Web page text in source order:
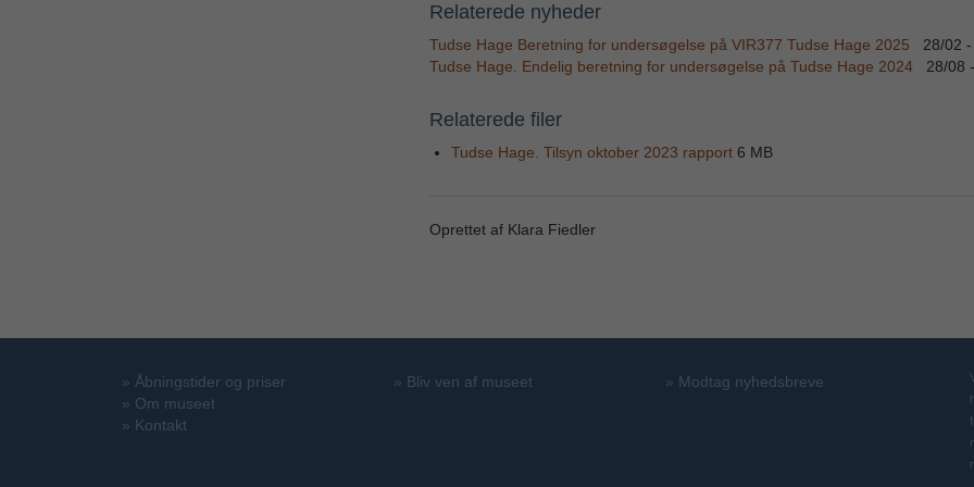
Relaterede nyheder
Tudse Hage Beretning for undersøgelse på VIR377 Tudse Hage 2025
28/02 -
Tudse Hage. Endelig beretning for undersøgelse på Tudse Hage 2024
28/08 -
Relaterede filer
Tudse Hage. Tilsyn oktober 2023 rapport 6 MB
Oprettet af Klara Fiedler
» Åbningstider og priser
» Om museet
» Kontakt
» Bliv ven af museet » Modtag nyhedsbreve